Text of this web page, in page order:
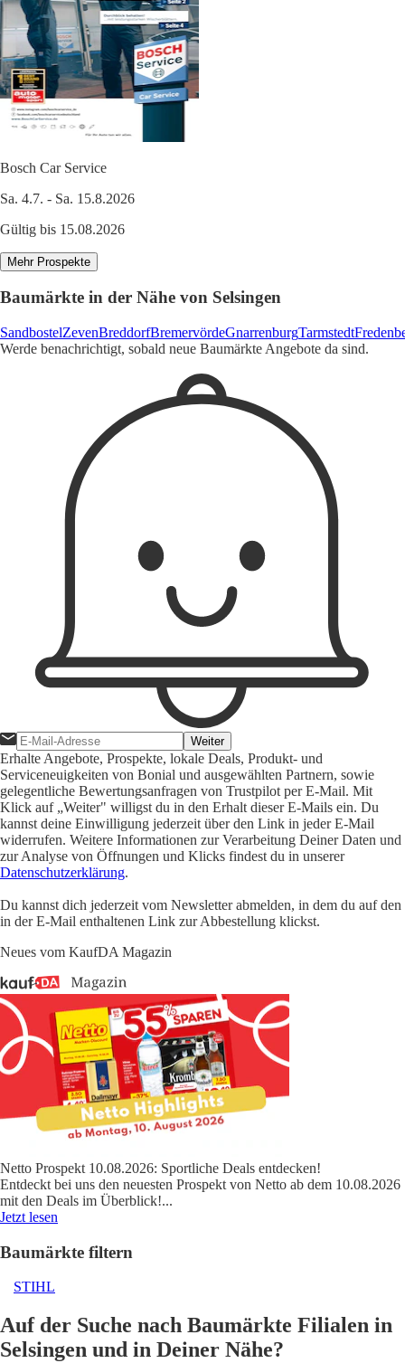
Bosch Car Service
Sa. 4.7. - Sa. 15.8.2026
Gültig bis 15.08.2026
Mehr Prospekte
Baumärkte in der Nähe von Selsingen
SandbostelZevenBreddorfBremervördeGnarrenburgTarmstedt
Werde benachrichtigt, sobald neue Baumärkte Angebote da sind.
Weiter
Erhalte Angebote, Prospekte, lokale Deals, Produkt- und
Serviceneuigkeiten von Bonial und ausgewählten Partnern, sowie
gelegentliche Bewertungsanfragen von Trustpilot per E-Mail. Mit
Klick auf „Weiter" willigst du in den Erhalt dieser E-Mails ein. Du
kannst deine Einwilligung jederzeit über den Link in jeder E-Mail
widerrufen. Weitere Informationen zur Verarbeitung Deiner Daten und
zur Analyse von Öffnungen und Klicks findest du in unserer
Datenschutzerklärung.
Du kannst dich jederzeit vom Newsletter abmelden, in dem du auf den
in der E-Mail enthaltenen Link zur Abbestellung klickst.
Neues vom KaufDA Magazin
Netto Prospekt 10.08.2026: Sportliche Deals entdecken!
Entdeckt bei uns den neuesten Prospekt von Netto ab dem 10.08.2026
mit den Deals im Überblick!...
Jetzt lesen
Baumärkte filtern
STIHL
Auf der Suche nach Baumärkte Filialen in
Selsingen und in Deiner Nähe?